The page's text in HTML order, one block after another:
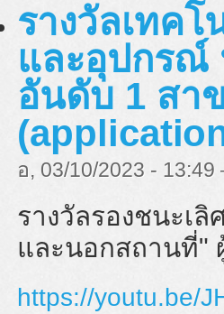
รางวัลเทค
และอุปกรณ์
อันดับ 1 สา
อ, 03/10/2023 -
รางวัลรองชนะเลิ
และนอกสถานที่"
https://youtu.be/